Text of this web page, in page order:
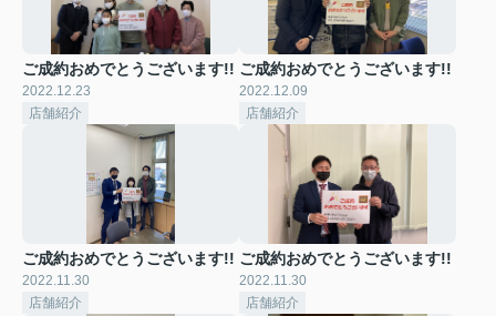
ご成約おめでとうございます!!
2022.12.23
店舗紹介
ご成約おめでとうございます!!
2022.12.09
店舗紹介
ご成約おめでとうございます!!
2022.11.30
店舗紹介
ご成約おめでとうございます!!
2022.11.30
店舗紹介